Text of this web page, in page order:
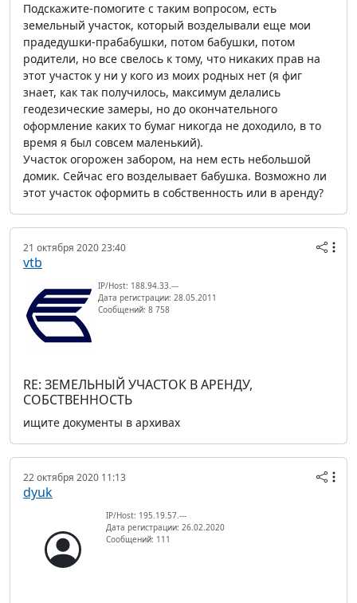
Подскажите-помогите с таким вопросом, есть
земельный участок, который возделывали еще мои
прадедушки-прабабушки, потом бабушки, потом
родители, но все свелось к тому, что никаких прав на
этот участок у ни у кого из моих родных нет (я фиг
знает, как так получилось, максимум делались
геодезические замеры, но до окончательного
оформление каких то бумаг никогда не доходило, в то
время я был совсем маленький).
Участок огорожен забором, на нем есть небольшой
домик. Сейчас его возделывает бабушка. Возможно ли
этот участок оформить в собственность или в аренду?
21 октября 2020 23:40
vtb
IP/Host: 188.94.33.---
Дата регистрации: 28.05.2011
Сообщений: 8 758
RE: ЗЕМЕЛЬНЫЙ УЧАСТОК В АРЕНДУ,
СОБСТВЕННОСТЬ
ищите документы в архивах
22 октября 2020 11:13
dyuk
IP/Host: 195.19.57.---
Дата регистрации: 26.02.2020
Сообщений: 111